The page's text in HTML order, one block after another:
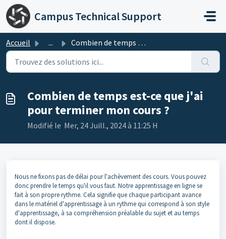
Passer au contenu principal
Campus Technical Support
Accueil ... Combien de temps est-ce que j'ai pour terminer mon co...
Combien de temps est-ce que j'ai
pour terminer mon cours ?
Modifié le Mer, 24 Juill., 2024 à 11:25 H
Nous ne fixons pas de délai pour l'achèvement des cours. Vous pouvez
donc prendre le temps qu'il vous faut. Notre apprentissage en ligne se
fait à son propre rythme. Cela signifie que chaque participant avance
dans le matériel d'apprentissage à un rythme qui correspond à son style
d'apprentissage, à sa compréhension préalable du sujet et au temps
dont il dispose.